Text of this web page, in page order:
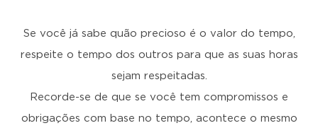
Se você já sabe quão precioso é o valor do tempo,
respeite o tempo dos outros para que as suas horas
sejam respeitadas.
Recorde-se de que se você tem compromissos e
obrigações com base no tempo, acontece o mesmo